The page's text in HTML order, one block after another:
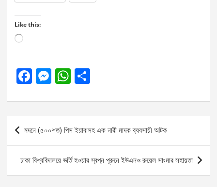
Like this:
Loading…
F
ce
b
o
o
k
M
se
g
er
W
at
s
A
p
p
ar
Post
navigation
মদনে (৫০০শত) পিস ইয়াবাসহ এক নারী মাদক ব্যবসায়ী আটক
ঢাকা বিশ্ববিদালয়ে ভর্তি হওয়ার স্বপ্ন পূরুনে ইউএনও রুয়েল সাংমার সহায়তা